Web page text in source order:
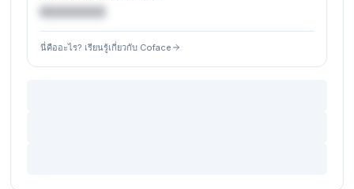
€XXXXXX
นี่คืออะไร? เรียนรู้เกี่ยวกับ Coface